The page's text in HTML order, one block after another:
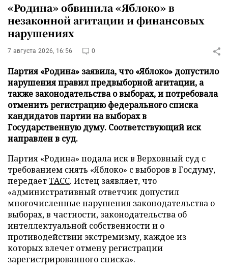
«Родина» обвинила «Яблоко» в
незаконной агитации и финансовых
нарушениях
7 августа 2026, 16:56 0
Партия «Родина» заявила, что «Яблоко» допустило
нарушения правил предвыборной агитации, а
также законодательства о выборах, и потребовала
отменить регистрацию федерального списка
кандидатов партии на выборах в
Государственную думу. Соответствующий иск
направлен в суд.
Партия «Родина» подала иск в Верховный суд с
требованием снять «Яблоко» с выборов в Госдуму,
передаетТАСС. Истец заявляет, что
«административный ответчик допустил
многочисленные нарушения законодательства о
выборах, в частности, законодательства об
интеллектуальной собственности и о
противодействии экстремизму, каждое из
которых влечет отмену регистрации
зарегистрированного списка».